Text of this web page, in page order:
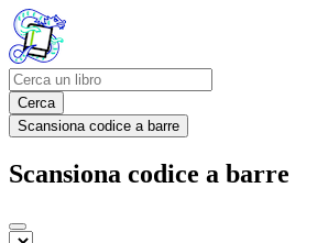
Cerca
Scansiona codice a barre
Scansiona codice a barre